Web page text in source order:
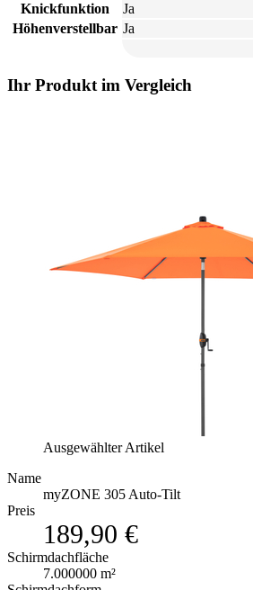
Knickfunktion
Ja
Höhenverstellbar Ja
Ihr Produkt im Vergleich
Ausgewählter Artikel
Name
myZONE 305 Auto-Tilt
Preis
189,90 €
Schirmdachfläche
7.000000 m²